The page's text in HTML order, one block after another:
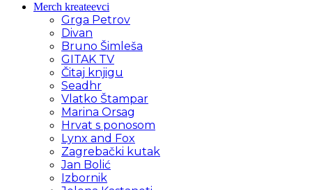
Merch kreateevci
Grga Petrov
Divan
Bruno Šimleša
GITAK TV
Čitaj knjigu
Seadhr
Vlatko Štampar
Marina Orsag
Hrvat s ponosom
Lynx and Fox
Zagrebački kutak
Jan Bolić
Izbornik